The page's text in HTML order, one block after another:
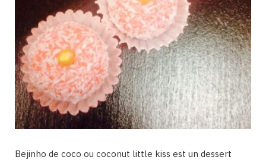
Bejinho de coco ou coconut little kiss est un dessert